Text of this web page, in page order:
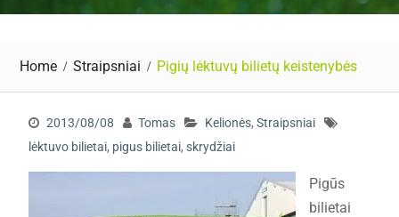
Home Straipsniai Pigių lėktuvų bilietų keistenybės
2013/08/08 Tomas Kelionės, Straipsniai
lėktuvo bilietai, pigus bilietai, skrydžiai
Pigūs
bilietai